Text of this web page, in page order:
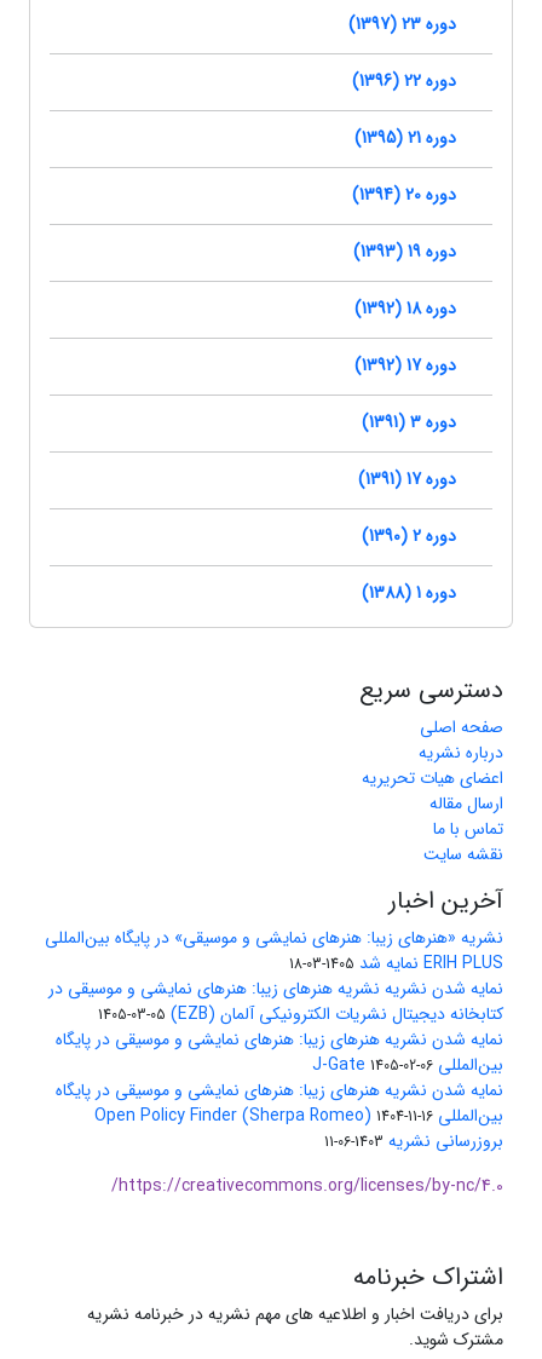
دوره 23 (1397)
دوره 22 (1396)
دوره 21 (1395)
دوره 20 (1394)
دوره 19 (1393)
دوره 18 (1392)
دوره 17 (1392)
دوره 3 (1391)
دوره 17 (1391)
دوره 2 (1390)
دوره 1 (1388)
دسترسی سریع
صفحه اصلی
درباره نشریه
اعضای هیات تحریریه
ارسال مقاله
تماس با ما
نقشه سایت
آخرین اخبار
نشریه «هنرهای زیبا: هنرهای نمایشی و موسیقی» در پایگاه بین‌المللی
ERIH PLUS نمایه شد
1405-03-18
نمایه شدن نشریه نشریه هنرهای زیبا: هنرهای نمایشی و موسیقی در
کتابخانه دیجیتال نشریات الکترونیکی آلمان (EZB)
1405-03-05
نمایه شدن نشریه هنرهای زیبا: هنرهای نمایشی و موسیقی در پایگاه
بین‌المللی J-Gate 1405-02-06
نمایه شدن نشریه هنرهای زیبا: هنرهای نمایشی و موسیقی در پایگاه
بین‌المللی Open Policy Finder (Sherpa Romeo) 1404-11-16
بروزرسانی نشریه 1403-06-11
https://creativecommons.org/licenses/by-nc/4.0/
اشتراک خبرنامه
برای دریافت اخبار و اطلاعیه های مهم نشریه در خبرنامه نشریه
مشترک شوید.